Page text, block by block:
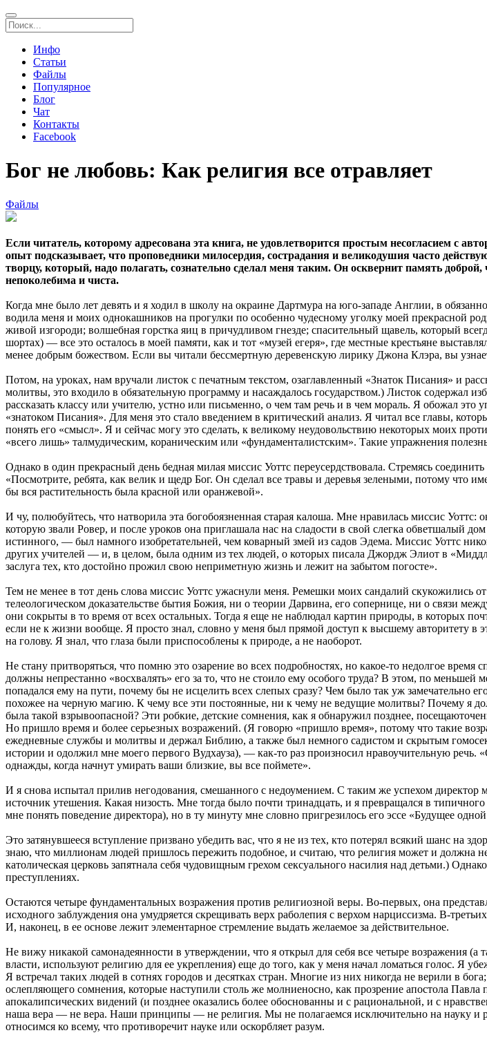
Инфо
Статьи
Файлы
Популярное
Блог
Чат
Контакты
Facebook
Бог не любовь: Как религия все отравляет
Файлы
Если читатель, которому адресована эта книга, не удовлетворится простым несогласием с
опыт подсказывает, что проповедники милосердия, сострадания и великодушия часто
творцу, который, надо полагать, сознательно сделал меня таким. Он осквернит память
непоколебима и чиста.
Когда мне было лет девять и я ходил в школу на окраине Дартмура на юго-западе Англии, в
водила меня и моих однокашников на прогулки по особенно чудесному уголку моей прекрасной
живой изгороди; волшебная горстка яиц в причудливом гнезде; спасительный щавель, который
шортах) — все это осталось в моей памяти, как и тот «музей егеря», где местные крестьяне
менее добрым божеством. Если вы читали бессмертную деревенскую лирику Джона Клэра, вы
Потом, на уроках, нам вручали листок с печатным текстом, озаглавленный «Знаток Писания» и
молитвы, это входило в обязательную программу и насаждалось государством.) Листок содержал
рассказать классу или учителю, устно или письменно, о чем там речь и в чем мораль. Я обожал
«знатоком Писания». Для меня это стало введением в критический анализ. Я читал все главы,
понять его «смысл». Я и сейчас могу это сделать, к великому неудовольствию некоторых моих
«всего лишь» талмудическим, кораническим или «фундаменталистским». Такие упражнения
Однако в один прекрасный день бедная милая миссис Уоттс переусердствовала. Стремясь
«Посмотрите, ребята, как велик и щедр Бог. Он сделал все травы и деревья зелеными, потому что
бы вся растительность была красной или оранжевой».
И чу, полюбуйтесь, что натворила эта богобоязненная старая калоша. Мне нравилась миссис
которую звали Ровер, и после уроков она приглашала нас на сладости в свой слегка обветшалый
истинного, — был намного изобретательней, чем коварный змей из садов Эдема. Миссис Уоттс
других учителей — и, в целом, была одним из тех людей, о которых писала Джордж Элиот в
заслуга тех, кто достойно прожил свою неприметную жизнь и лежит на забытом погосте».
Тем не менее в тот день слова миссис Уоттс ужаснули меня. Ремешки моих сандалий скукожились
телеологическом доказательстве бытия Божия, ни о теории Дарвина, его сопернице, ни о связи
они сокрыты в то время от всех остальных. Тогда я еще не наблюдал картин природы, в которых
если не к жизни вообще. Я просто знал, словно у меня был прямой доступ к высшему авторитету в
на голову. Я знал, что глаза были приспособлены к природе, а не наоборот.
Не стану притворяться, что помню это озарение во всех подробностях, но какое-то недолгое время
должны непрестанно «восхвалять» его за то, что не стоило ему особого труда? В этом, по
попадался ему на пути, почему бы не исцелить всех слепых сразу? Чем было так уж замечательно
похожее на черную магию. К чему все эти постоянные, ни к чему не ведущие молитвы? Почему я
была такой взрывоопасной? Эти робкие, детские сомнения, как я обнаружил позднее,
Но пришло время и более серьезных возражений. (Я говорю «пришло время», потому что такие
ежедневные службы и молитвы и держал Библию, а также был немного садистом и скрытым
истории и одолжил мне моего первого Вудхауза), — как-то раз произносил нравоучительную
однажды, когда начнут умирать ваши близкие, вы все поймете».
И я снова испытал прилив негодования, смешанного с недоумением. С таким же успехом директор
источник утешения. Какая низость. Мне тогда было почти тринадцать, и я превращался в
мне понять поведение директора), но в ту минуту мне словно пригрезилось его эссе «Будущее
Это затянувшееся вступление призвано убедить вас, что я не из тех, кто потерял всякий шанс на
знаю, что миллионам людей пришлось пережить подобное, и считаю, что религия может и должна
католическая церковь запятнала себя чудовищным грехом сексуального насилия над детьми.)
преступлениях.
Остаются четыре фундаментальных возражения против религиозной веры. Во-первых, она
исходного заблуждения она умудряется скрещивать верх раболепия с верхом нарциссизма. В-
И, наконец, в ее основе лежит элементарное стремление выдать желаемое за действительное.
Не вижу никакой самонадеянности в утверждении, что я открыл для себя все четыре возражения (а
власти, используют религию для ее укрепления) еще до того, как у меня начал ломаться голос.
Я встречал таких людей в сотнях городов и десятках стран. Многие из них никогда не верили в
ослепляющего сомнения, которые наступили столь же молниеносно, как прозрение апостола
апокалипсических видений (и позднее оказались более обоснованны и с рациональной, и с
наша вера — не вера. Наши принципы — не религия. Мы не полагаемся исключительно на науку и
относимся ко всему, что противоречит науке или оскорбляет разум.